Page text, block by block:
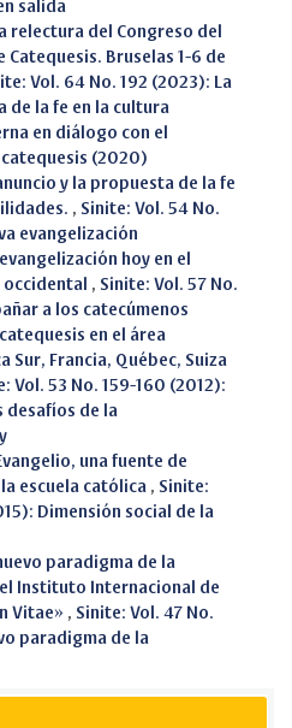
salida
relectura del Congreso del
Catequesis. Bruselas 1-6 de
Vol. 64 No. 192 (2023): La
de la fe en la cultura
en diálogo con el
(2020)
y la propuesta de la fe
, Sinite: Vol. 54 No.
evangelización
hoy en el
, Sinite: Vol. 57 No.
a los catecúmenos
catequesis en el área
Sur, Francia, Québec, Suiza
Vol. 53 No. 159-160 (2012):
desafíos de la
una fuente de
escuela católica , Sinite:
Dimensión social de la
paradigma de la
Instituto Internacional de
Vitae» , Sinite: Vol. 47 No.
paradigma de la